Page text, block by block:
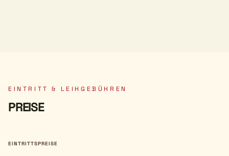
EINTRITT & LEIHGEBÜHREN
PREISE
EINTRITTSPREISE